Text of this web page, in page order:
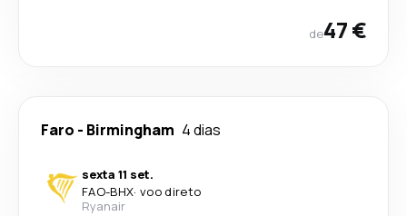
de47 €
Faro - Birmingham 4 dias
sexta 11 set.
FAO-BHX· voo direto
Ryanair